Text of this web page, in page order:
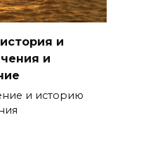
и
и
и историю